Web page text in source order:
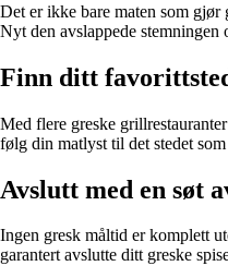
Det er ikke bare maten som
Nyt den avslappede stemningen
Finn ditt
Med flere greske
følg din matlyst til det stedet som
Avslutt med en søt
Ingen gresk måltid er komplett
garantert avslutte ditt greske